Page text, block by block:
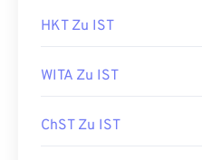
HKT Zu IST
WITA Zu IST
ChST Zu IST